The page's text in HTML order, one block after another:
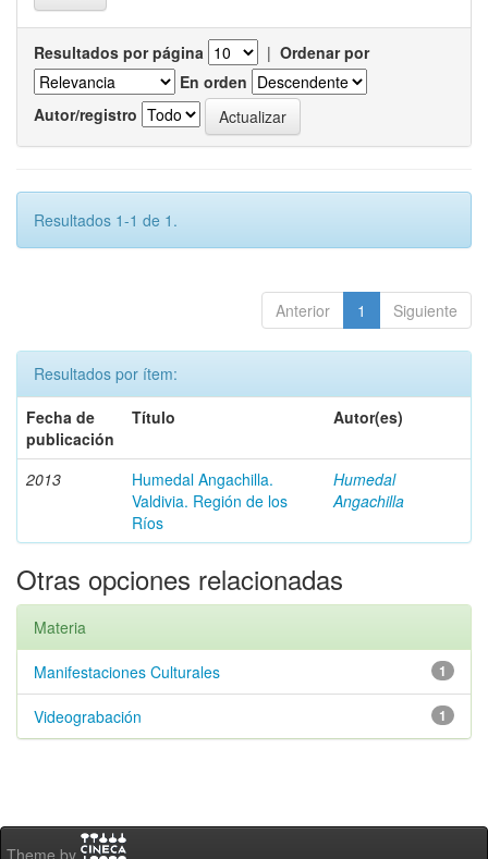
Resultados por página | Ordenar por
En orden
Autor/registro
Resultados 1-1 de 1.
Anterior 1 Siguiente
Resultados por ítem:
Fecha de
publicación
Título Autor(es)
2013
Humedal Angachilla.
Valdivia. Región de los
Ríos
Humedal
Angachilla
Otras opciones relacionadas
Materia
1
Manifestaciones Culturales
1
Videograbación